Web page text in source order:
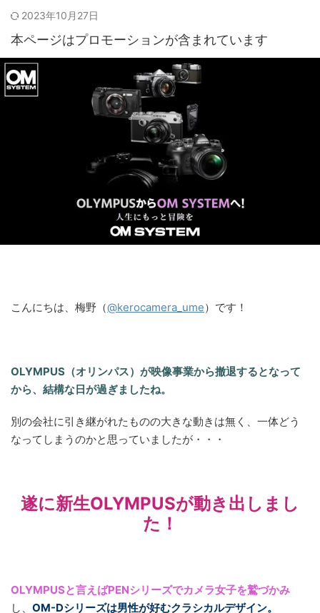
2023年10月27日
本ページはプロモーションが含まれています
こんにちは、梅野（@kerocamera_ume）です！
OLYMPUS（オリンパス）が映像事業から撤退するとなって
から、結構な日が過ぎましたね。
別の会社に引き継がれたものの大きな動きは無く、一体どう
なってしまうのかと思っていましたが・・・
遂に新生OLYMPUSが動き出しまし
た！
OLYMPUSと言えばPENシリーズでカメラ女子を鷲づかみ
し、 OM-Dシリーズは男性が好むクラシカルデザイン。